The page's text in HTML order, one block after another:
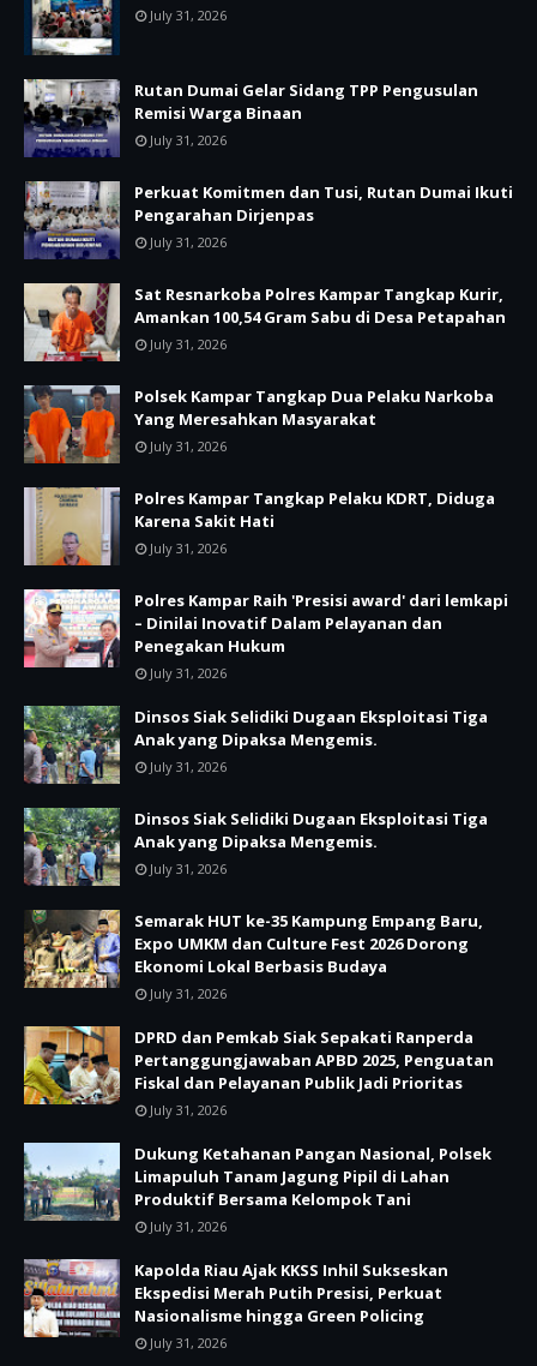
July 31, 2026
Rutan Dumai Gelar Sidang TPP Pengusulan
Remisi Warga Binaan
July 31, 2026
Perkuat Komitmen dan Tusi, Rutan Dumai Ikuti
Pengarahan Dirjenpas
July 31, 2026
Sat Resnarkoba Polres Kampar Tangkap Kurir,
Amankan 100,54 Gram Sabu di Desa Petapahan
July 31, 2026
Polsek Kampar Tangkap Dua Pelaku Narkoba
Yang Meresahkan Masyarakat
July 31, 2026
Polres Kampar Tangkap Pelaku KDRT, Diduga
Karena Sakit Hati
July 31, 2026
Polres Kampar Raih 'Presisi award' dari lemkapi
– Dinilai Inovatif Dalam Pelayanan dan
Penegakan Hukum
July 31, 2026
Dinsos Siak Selidiki Dugaan Eksploitasi Tiga
Anak yang Dipaksa Mengemis.
July 31, 2026
Dinsos Siak Selidiki Dugaan Eksploitasi Tiga
Anak yang Dipaksa Mengemis.
July 31, 2026
Semarak HUT ke-35 Kampung Empang Baru,
Expo UMKM dan Culture Fest 2026 Dorong
Ekonomi Lokal Berbasis Budaya
July 31, 2026
DPRD dan Pemkab Siak Sepakati Ranperda
Pertanggungjawaban APBD 2025, Penguatan
Fiskal dan Pelayanan Publik Jadi Prioritas
July 31, 2026
Dukung Ketahanan Pangan Nasional, Polsek
Limapuluh Tanam Jagung Pipil di Lahan
Produktif Bersama Kelompok Tani
July 31, 2026
Kapolda Riau Ajak KKSS Inhil Sukseskan
Ekspedisi Merah Putih Presisi, Perkuat
Nasionalisme hingga Green Policing
July 31, 2026